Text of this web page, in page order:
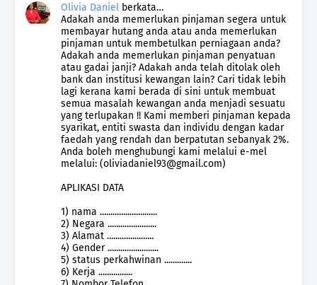
Olivia Daniel berkata…
Adakah anda memerlukan pinjaman segera untuk
membayar hutang anda atau anda memerlukan
pinjaman untuk membetulkan perniagaan anda?
Adakah anda memerlukan pinjaman penyatuan
atau gadai janji? Adakah anda telah ditolak oleh
bank dan institusi kewangan lain? Cari tidak lebih
lagi kerana kami berada di sini untuk membuat
semua masalah kewangan anda menjadi sesuatu
yang terlupakan !! Kami memberi pinjaman kepada
syarikat, entiti swasta dan individu dengan kadar
faedah yang rendah dan berpatutan sebanyak 2%.
Anda boleh menghubungi kami melalui e-mel
melalui: (oliviadaniel93@gmail.com)
APLIKASI DATA
1) nama ...........................
2) Negara .......................
3) Alamat ......................
4) Gender ........................
5) status perkahwinan .............
6) Kerja ................